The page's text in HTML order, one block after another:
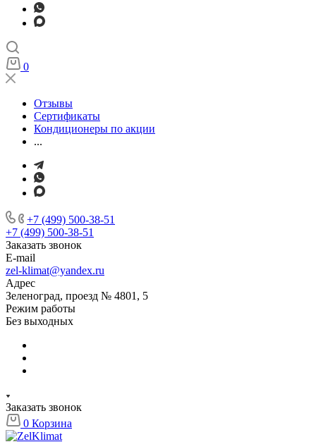
0
Отзывы
Сертификаты
Кондиционеры по акции
...
+7 (499) 500-38-51
+7 (499) 500-38-51
Заказать звонок
E-mail
zel-klimat@yandex.ru
Адрес
Зеленоград, проезд № 4801, 5
Режим работы
Без выходных
Заказать звонок
0 Корзина